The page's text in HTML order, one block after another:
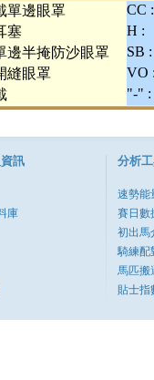
單邊眼罩
CC :
塞
H :
邊半掩防沙眼罩
SB :
縫眼罩
VO
"-" :
訊
庫
分析
速勢能
賽日數
初出馬
騎練配
馬匹搬
貼士指